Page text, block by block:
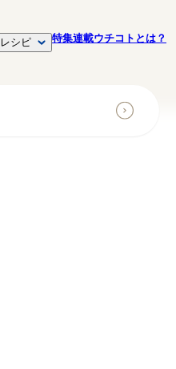
レシピ 特集連載ウチコトとは？